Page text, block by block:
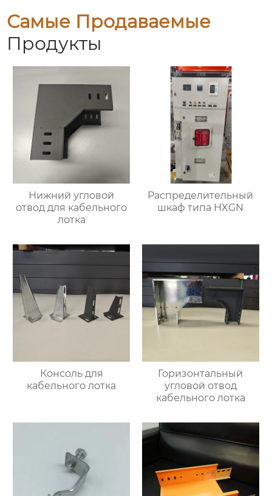
Самые Продаваемые
Продукты
Нижний угловой
отвод для кабельного
лотка
Распределительный
шкаф типа HXGN
Консоль для
кабельного лотка
Горизонтальный
угловой отвод
кабельного лотка